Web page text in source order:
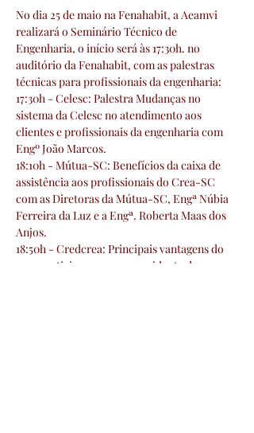
No dia 25 de maio na Fenahabit, a Aeamvi
realizará o Seminário Técnico de
Engenharia, o início será às 17:30h. no
auditório da Fenahabit, com as palestras
técnicas para profissionais da engenharia:
17:30h - Celesc: Palestra Mudanças no
sistema da Celesc no atendimento aos
clientes e profissionais da engenharia com
Engº João Marcos.
18:10h - Mútua-SC: Benefícios da caixa de
assistência aos profissionais do Crea-SC
com as Diretoras da Mútua-SC, Engª Núbia
Ferreira da Luz e a Engª. Roberta Maas dos
Anjos.
18:50h - Credcrea: Principais vantagens do
cooperativismo, com o presidente da